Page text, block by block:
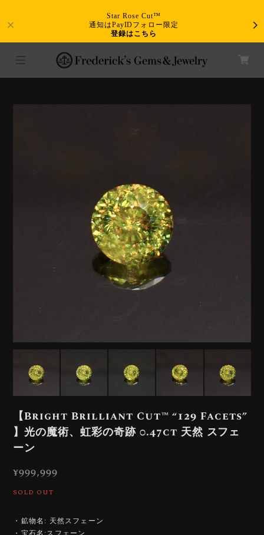
Star Rose Cut™
通知はPayIDフォロー限定
登録はこちら
【Bright Brilliant Cut™️ “129 Facets”
】光の魔術、虹彩の奇跡 0.47ct 天然 スフェ
ーン
¥999,999
SOLD OUT
・鉱物名: 天然スフェーン
・宝石名:スフェーン